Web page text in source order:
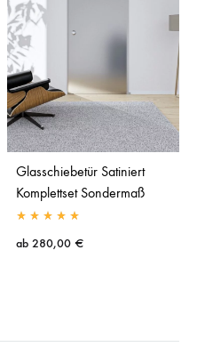
Glasschiebetür Satiniert
Komplettset Sondermaß
ab 280,00 €